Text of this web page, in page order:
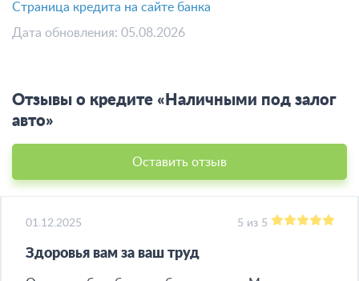
Страница кредита на сайте банка
Дата обновления: 05.08.2026
Отзывы о кредите «Наличными под залог
авто»
Оставить отзыв
01.12.2025 5 из 5
Здоровья вам за ваш труд